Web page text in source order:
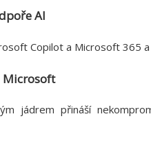
AI
Copilot a Microsoft 365 a
Microsoft
jádrem přináší